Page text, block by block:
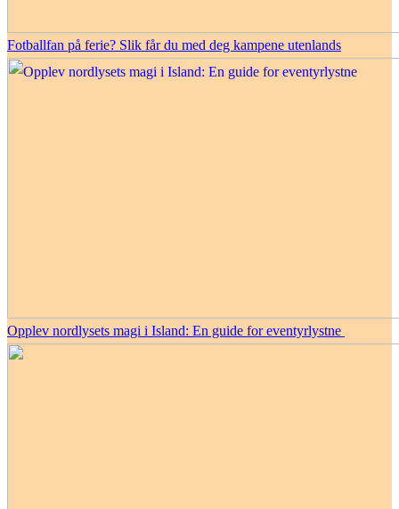
Fotballfan på ferie? Slik får du med deg kampene utenlands
Opplev nordlysets magi i Island: En guide for eventyrlystne